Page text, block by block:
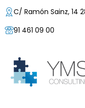
C/ Ramón Sainz, 14
91 461 09 00